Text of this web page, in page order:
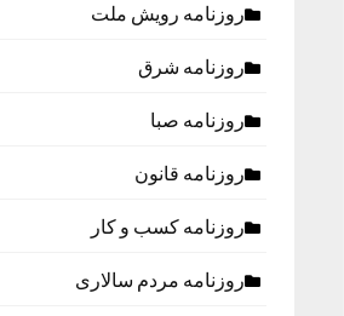
روزنامه رویش ملت
روزنامه شرق
روزنامه صبا
روزنامه قانون
روزنامه كسب و كار
روزنامه مردم سالاری